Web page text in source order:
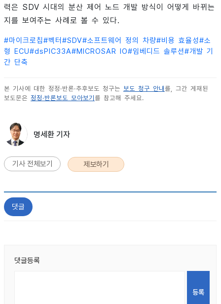
력은 SDV 시대의 분산 제어 노드 개발 방식이 어떻게 바뀌는
지를 보여주는 사례로 볼 수 있다.
#마이크로칩#벡터 #SDV#소프트웨어 정의 차량#비용 효율성#소
형 ECU#dsPIC33A#MICROSAR IO#임베디드 솔루션#개발 기
간 단축
본 기사에 대한 정정·반론·추후보도 청구는 보도 청구 안내 를, 그간 게재된
보도문은 정정·반론보도 모아보기 를 참고해 주세요.
명세환 기자
기사 전체보기 제보하기
댓글
댓글등록